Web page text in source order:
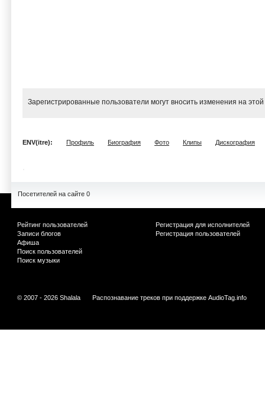
Зарегистрированные пользователи могут вносить изменения на
ENV(itre): Профиль Биография Фото Клипы Дискография
Посетителей на сайте 0
Рейтинг пользователей
Записи блогов
Афиша
Поиск пользователей
Поиск музыки
Регистрация для исполнителей
Регистрация пользователей
© 2007 - 2026 Shalala Распознавание треков при поддержке AudioTag.info